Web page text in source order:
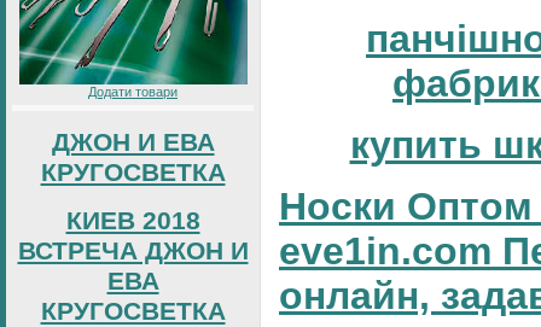
Додати товари
ДЖОН И ЕВА
КРУГОСВЕТКА
КИЕВ 2018
ВСТРЕЧА ДЖОН И
ЕВА
КРУГОСВЕТКА
купить
Носки Оптом
eve1in.com
онлайн,